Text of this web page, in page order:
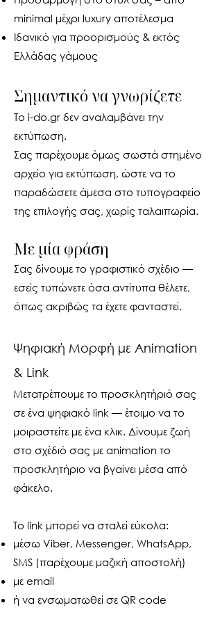
minimal μέχρι luxury αποτέλεσμα
Ιδανικό για προορισμούς & εκτός
Ελλάδας γάμους
Σημαντικό να γνωρίζετε
Το i-do.gr δεν αναλαμβάνει την
εκτύπωση.
Σας παρέχουμε όμως σωστά στημένο
αρχείο για εκτύπωση, ώστε να το
παραδώσετε άμεσα στο τυπογραφείο
της επιλογής σας, χωρίς ταλαιπωρία.
Με μία φράση
Σας δίνουμε το γραφιστικό σχέδιο —
εσείς τυπώνετε όσα αντίτυπα θέλετε,
όπως ακριβώς τα έχετε φανταστεί.
Ψηφιακή Μορφή με Animation
& Link
Μετατρέπουμε το προσκλητήριό σας
σε ένα ψηφιακό link — έτοιμο να το
μοιραστείτε με ένα κλικ. Δίνουμε ζωή
στο σχέδιό σας με animation το
προσκλητήριο να βγαίνει μέσα από
φάκελο.
Το link μπορεί να σταλεί εύκολα:
μέσω Viber, Messenger, WhatsApp,
SMS (παρέχουμε μαζική αποστολή)
με email
ή να ενσωματωθεί σε QR code